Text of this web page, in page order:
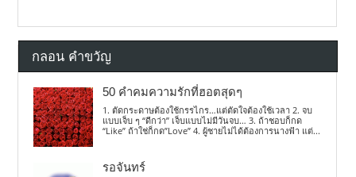
กลอน คำขวัญ
50 คำคมความรักที่ฮอตสุดๆ
1. ตัดกระดาษต้องใช้กรรไกร…แต่ตัดใจต้องใช้เวลา 2. จบ
แบบเจ็บ ๆ “ดีกว่า” เจ็บแบบไม่มีวันจบ… 3. ถ้าชอบก็กด
“Like” ถ้าใช่ก็กด”Love” 4. ผู้ชายไม่ได้ต้องการนางฟ้า แต่...
รอจันทร์